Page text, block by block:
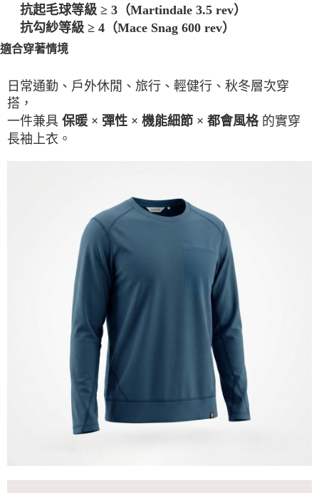
抗起毛球等級 ≥ 3（Martindale 3.5 rev）
抗勾紗等級 ≥ 4（Mace Snag 600 rev）
適合穿著情境
日常通勤、戶外休閒、旅行、輕健行、秋冬層次穿
搭，
一件兼具 保暖 × 彈性 × 機能細節 × 都會風格的實穿
長袖上衣。